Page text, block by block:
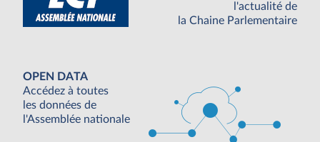
l'actualité de
la Chaine Parlementaire
OPEN DATA
Accédez à toutes
les données de
l'Assemblée nationale